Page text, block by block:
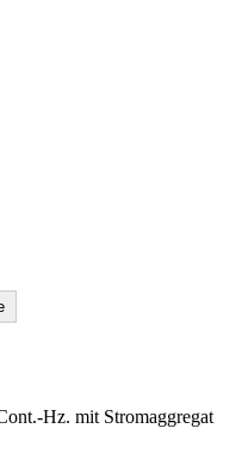
Hz. mit Stromaggregat